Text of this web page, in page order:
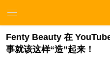
Fenty Beauty 在
事就该这样“造”起来！